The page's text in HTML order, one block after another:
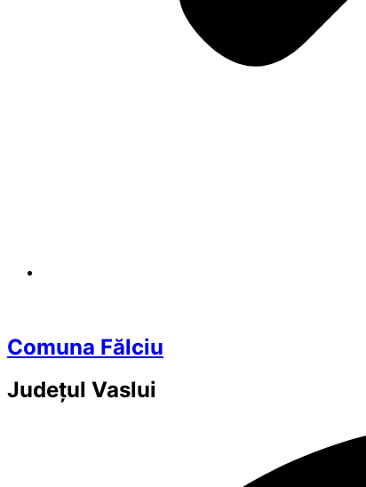
Comuna Fălciu
Județul Vaslui